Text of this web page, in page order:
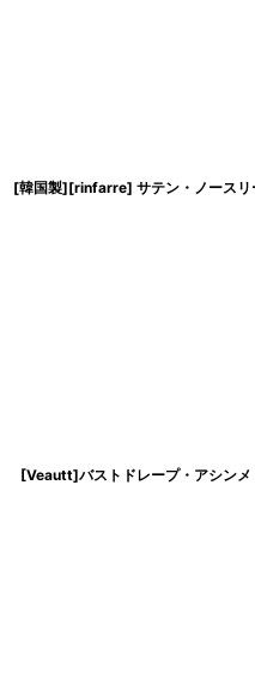
[Veautt]バストドレープ・アシンメ